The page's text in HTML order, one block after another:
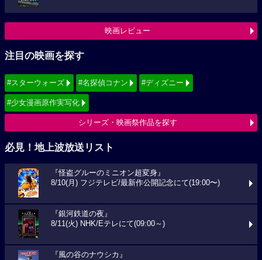
映画レビュー
注目の映画を探す
#スターウォーズ #名探偵コナン #ディズニー
#少女漫画原作実写化
シリーズ・映画祭作品を探す
必見！地上波放送リスト
『怪盗グルーのミニオン超変身』
8/10(月) フジテレビ/最新作公開記念にて(19:00〜)
『銀河鉄道の夜』
8/11(火) NHK/Eテレにて(09:00～)
『風の谷のナウシカ』